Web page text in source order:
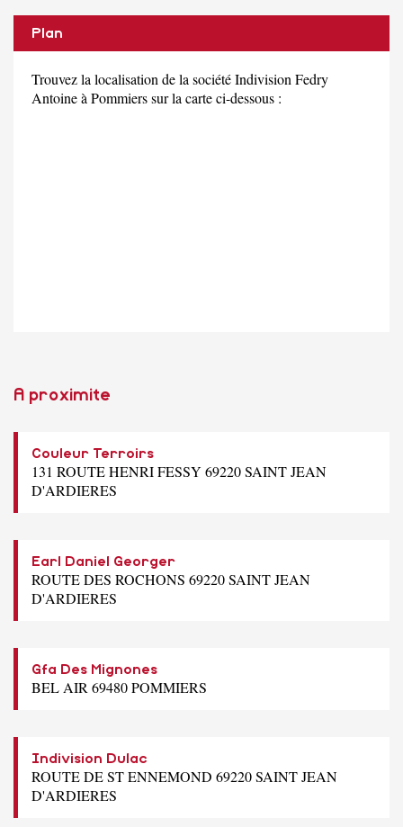
Plan
Trouvez la localisation de la société Indivision Fedry
Antoine à Pommiers sur la carte ci-dessous :
A proximite
Couleur Terroirs
131 ROUTE HENRI FESSY 69220 SAINT JEAN
D'ARDIERES
Earl Daniel Georger
ROUTE DES ROCHONS 69220 SAINT JEAN
D'ARDIERES
Gfa Des Mignones
BEL AIR 69480 POMMIERS
Indivision Dulac
ROUTE DE ST ENNEMOND 69220 SAINT JEAN
D'ARDIERES